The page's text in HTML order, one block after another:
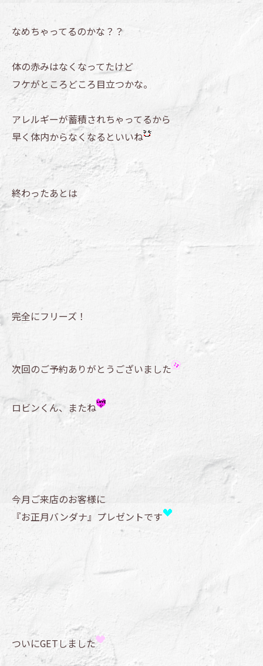
なめちゃってるのかな？？
体の赤みはなくなってたけど
フケがところどころ目立つかな。
アレルギーが蓄積されちゃってるから
早く体内からなくなるといいね
終わったあとは
完全にフリーズ！
次回のご予約ありがとうございました
ロビンくん、またね
今月ご来店のお客様に
『お正月バンダナ』プレゼントです
ついにGETしました